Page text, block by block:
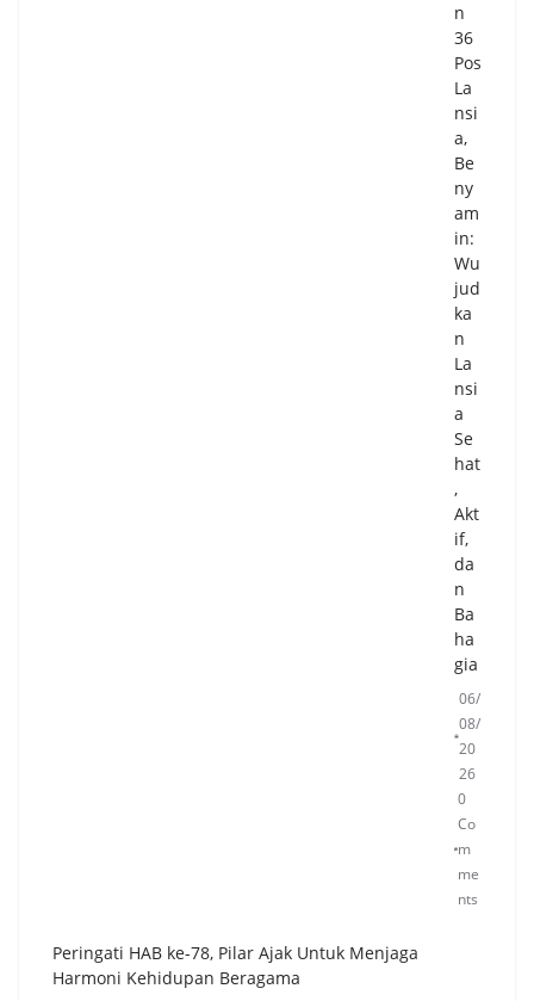
n
36
Pos
La
nsi
a,
Be
ny
am
in:
Wu
jud
ka
n
La
nsi
a
Se
hat
,
Akt
if,
da
n
Ba
ha
gia
06/
08/
20
26
0
Co
m
me
nts
Peringati HAB ke-78, Pilar Ajak Untuk Menjaga
Harmoni Kehidupan Beragama